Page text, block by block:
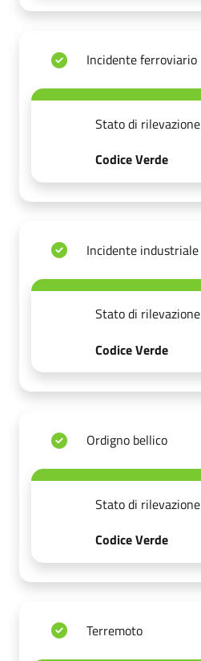
Incidente ferroviario
Stato di rilevazione
Codice Verde
Incidente industriale
Stato di rilevazione
Codice Verde
Ordigno bellico
Stato di rilevazione
Codice Verde
Terremoto